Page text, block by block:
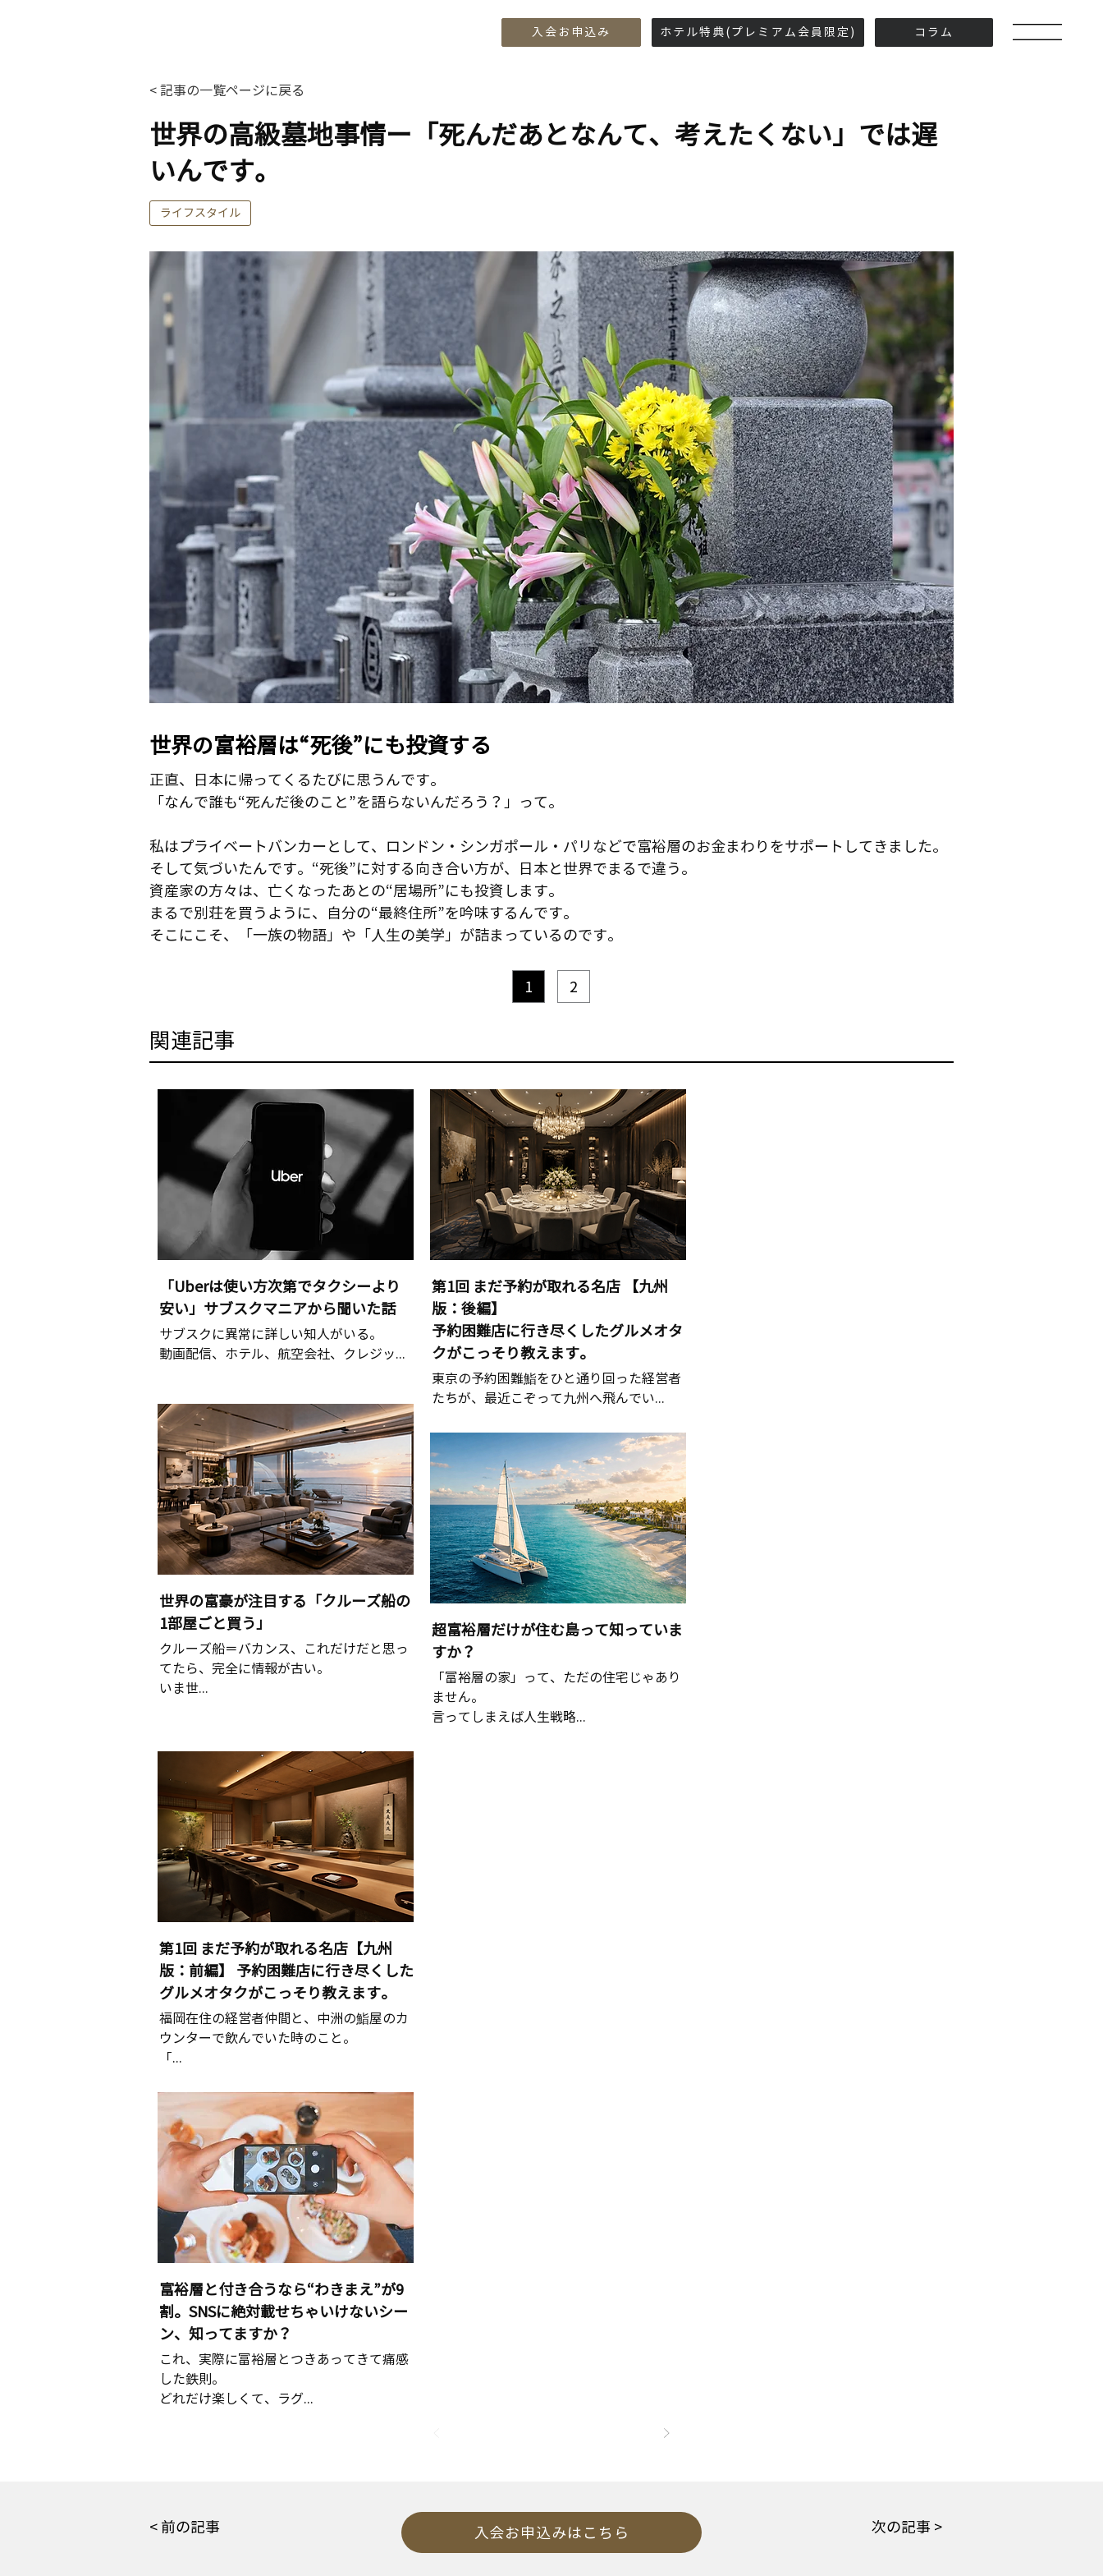
​入会お申込み ホテル特典(プレミアム会員限定) コラム
< 記事の一覧ページに戻る
世界の高級墓地事情ー「死んだあとなんて、考えたくない」では遅
いんです。
ライフスタイル
世界の富裕層は“死後”にも投資する
正直、日本に帰ってくるたびに思うんです。
「なんで誰も“死んだ後のこと”を語らないんだろう？」って。
私はプライベートバンカーとして、ロンドン・シンガポール・パリなどで富裕層のお金まわりをサポートしてきました。
そして気づいたんです。“死後”に対する向き合い方が、日本と世界でまるで違う。
資産家の方々は、亡くなったあとの“居場所”にも投資します。
まるで別荘を買うように、自分の“最終住所”を吟味するんです。
そこにこそ、「一族の物語」や「人生の美学」が詰まっているのです。
1 2
​関連記事
「Uberは使い方次第でタクシーより
安い」サブスクマニアから聞いた話
サブスクに異常に詳しい知人がいる。
動画配信、ホテル、航空会社、クレジッ...
世界の富豪が注目する「クルーズ船の
1部屋ごと買う」
クルーズ船＝バカンス、これだけだと思っ
てたら、完全に情報が古い。
いま世...
第1回 まだ予約が取れる名店 【九州
版：後編】
予約困難店に行き尽くしたグルメオタ
クがこっそり教えます。
東京の予約困難鮨をひと通り回った経営者
たちが、最近こぞって九州へ飛んでい...
超富裕層だけが住む島って知っていま
すか？
「富裕層の家」って、ただの住宅じゃあり
ません。
言ってしまえば人生戦略...
第1回 まだ予約が取れる名店【九州
版：前編】 予約困難店に行き尽くした
グルメオタクがこっそり教えます。
福岡在住の経営者仲間と、中洲の鮨屋のカ
ウンターで飲んでいた時のこと。
「...
富裕層と付き合うなら“わきまえ”が9
割。SNSに絶対載せちゃいけないシー
ン、知ってますか？
これ、実際に富裕層とつきあってきて痛感
した鉄則。
どれだけ楽しくて、ラグ...
< 前の記事 入会お申込みはこちら 次の記事 >